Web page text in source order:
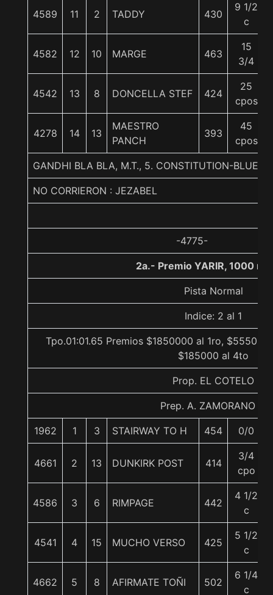
4589 11 2 TADDY 430
9 1/2
c
4582 12 10 MARGE 463
15
3/4
4542 13 8 DONCELLA STEF 424
25
cpos
4278 14 13
MAESTRO
PANCH
393
45
cpos
GANDHI BLA BLA, M.T., 5. CONSTITUTION-BLUE
NO CORRIERON : JEZABEL
-4775-
2a.- Premio YARIR, 1000
Pista Normal
Indice: 2 al 1
Tpo.01:01.65 Premios $1850000 al 1ro,
$185000 al 4to
Prop. EL COTELO
Prep. A. ZAMORANO B.
1962 1 3 STAIRWAY TO H 454 0/0
4661 2 13 DUNKIRK POST 414
3/4
cpo
4586 3 6 RIMPAGE 442
4 1/2
c
4541 4 15 MUCHO VERSO 425
5 1/2
c
4662 5 8 AFIRMATE TOÑI 502
6 1/4
c